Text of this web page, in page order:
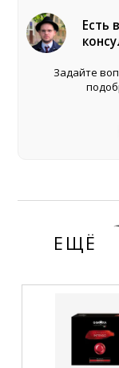
Есть
Задайте
ЕЩЁ